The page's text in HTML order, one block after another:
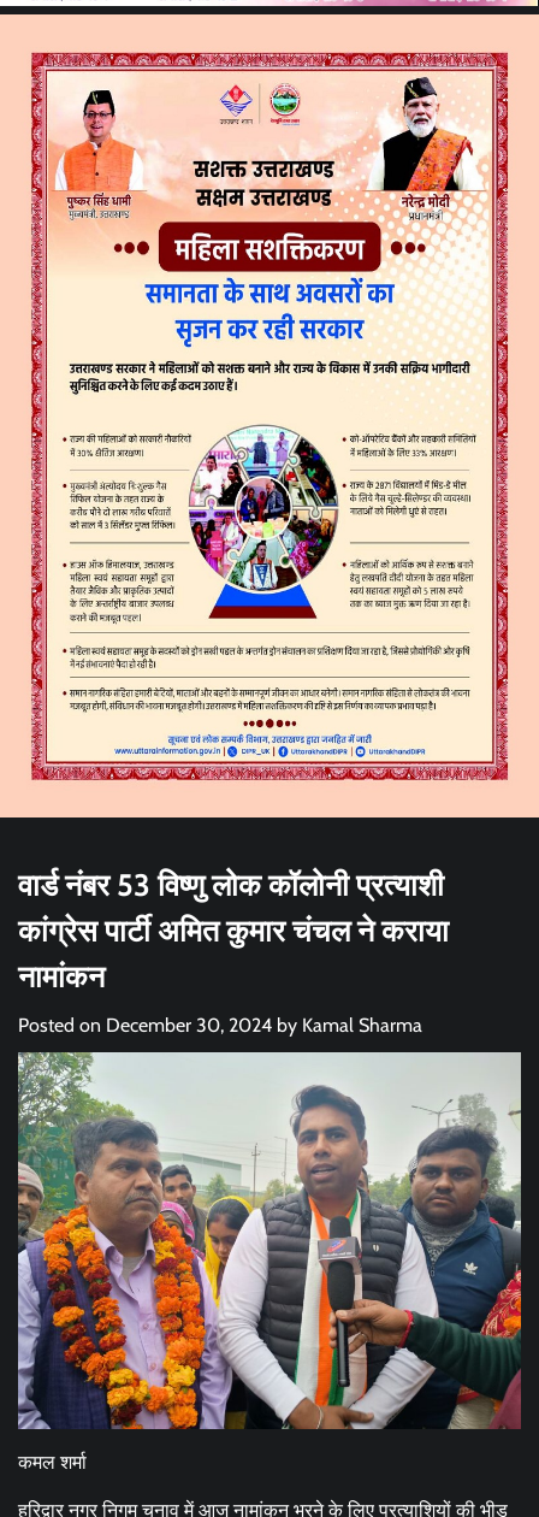
वार्ड नंबर 53 विष्णु लोक कॉलोनी प्रत्याशी
कांग्रेस पार्टी अमित कुमार चंचल ने कराया
नामांकन
Posted on December 30, 2024 by Kamal Sharma
कमल शर्मा
हरिद्वार नगर निगम चुनाव में आज नामांकन भरने के लिए प्रत्याशियों की भीड़